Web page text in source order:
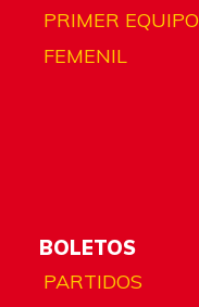
PRIMER EQUIPO
FEMENIL
BOLETOS
PARTIDOS